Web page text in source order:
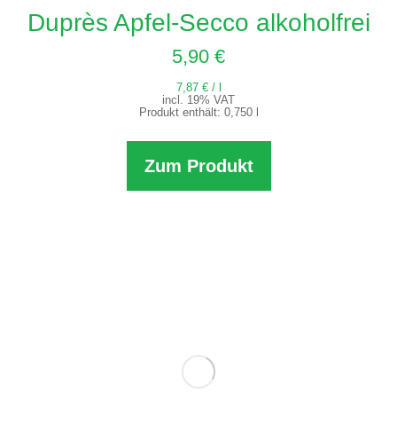
Duprès Apfel-Secco alkoholfrei
5,90 €
7,87 €/
incl. 19% VAT
Produkt enthält: 0,750
Zum Produkt